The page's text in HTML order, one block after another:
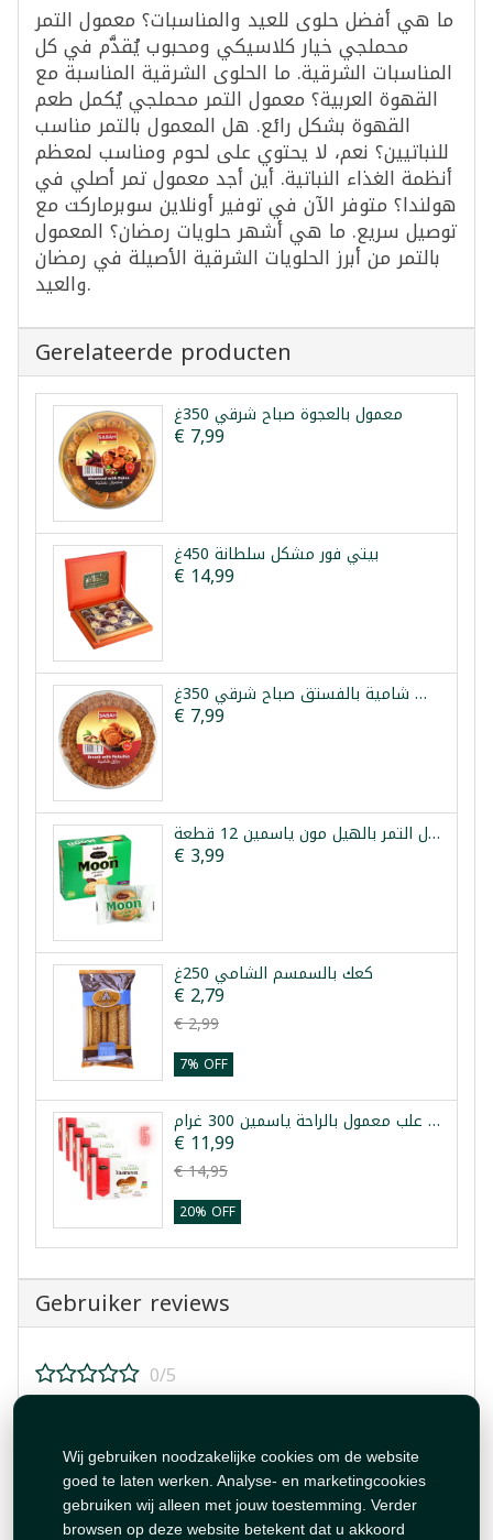
Wij gebruiken noodzakelijke cookies om de website
goed te laten werken. Analyse- en marketingcookies
gebruiken wij alleen met jouw toestemming. Verder
browsen op deze website betekent dat u akkoord
ما هي أفضل حلوى للعيد والمناسبات؟ معمول التمر
محملجي خيار كلاسيكي ومحبوب يُقدَّم في كل
المناسبات الشرقية. ما الحلوى الشرقية المناسبة مع
القهوة العربية؟ معمول التمر محملجي يُكمل طعم
القهوة بشكل رائع. هل المعمول بالتمر مناسب
للنباتيين؟ نعم، لا يحتوي على لحوم ومناسب لمعظم
أنظمة الغذاء النباتية. أين أجد معمول تمر أصلي في
هولندا؟ متوفر الآن في توفير أونلاين سوبرماركت مع
توصيل سريع. ما هي أشهر حلويات رمضان؟ المعمول
بالتمر من أبرز الحلويات الشرقية الأصيلة في رمضان
والعيد.
Gerelateerde producten
معمول بالعجوة صباح شرقي 350غ
€ 7,99
بيتي فور مشكل سلطانة 450غ
€ 14,99
برازق شامية بالفستق صباح شرقي 350غ
€ 7,99
معمول التمر بالهيل مون ياسمين 12 قطعة *
€ 3,99
كعك بالسمسم الشامي 250غ
€ 2,79
€ 2,99
7% OFF
خمس علب معمول بالراحة ياسمين 300 غرام
€ 11,99
€ 14,95
20% OFF
Gebruiker reviews
0/5